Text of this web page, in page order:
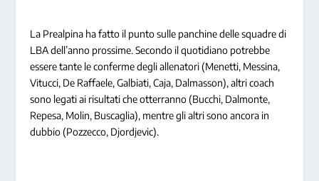
La Prealpina ha fatto il punto sulle panchine delle squadre di
LBA dell’anno prossime. Secondo il quotidiano potrebbe
essere tante le conferme degli allenatori (Menetti, Messina,
Vitucci, De Raffaele, Galbiati, Caja, Dalmasson), altri coach
sono legati ai risultati che otterranno (Bucchi, Dalmonte,
Repesa, Molin, Buscaglia), mentre gli altri sono ancora in
dubbio (Pozzecco, Djordjevic).